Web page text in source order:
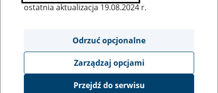
Ukryj wszystkie pozycje bazy
ostatnia aktualizacja 19.08.2024 r.
Odrzuć opcjonalne
Zarządzaj opcjami
Przejdź do serwisu